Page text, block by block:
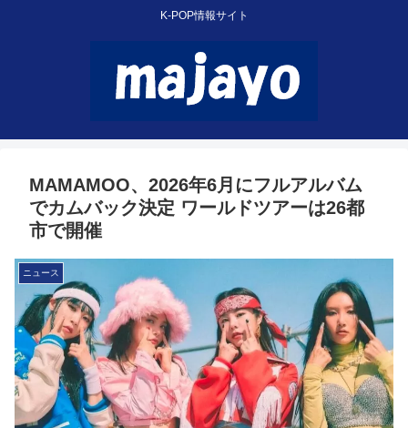
K-POP情報サイト
MAMAMOO、2026年6月にフルアルバム
でカムバック決定 ワールドツアーは26都
市で開催
ニュース